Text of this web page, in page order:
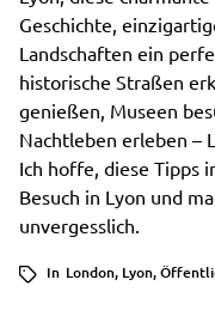
Geschichte,
Landschaften ein
historische Straßen
genießen, Museen
Nachtleben erleben –
Ich hoffe, diese Tipps
Besuch in Lyon und
unvergesslich.
In London, Lyon,